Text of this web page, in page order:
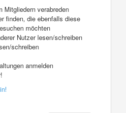
Mitgliedern verabreden
finden, die ebenfalls diese
möchten
Nutzer lesen/schreiben
schreiben
anmelden